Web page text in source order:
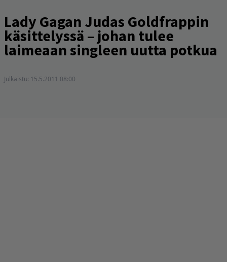
Lady Gagan Judas Goldfrappin
käsittelyssä – johan tulee
laimeaan singleen uutta potkua
Julkaistu: 15.5.2011 08:00